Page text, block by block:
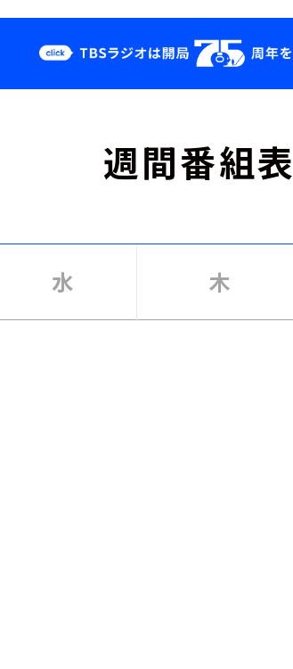
ズ
YouTube
週間番組表
水 木